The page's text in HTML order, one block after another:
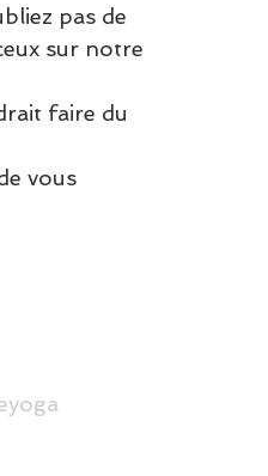
pas de
sur notre
faire du
vous